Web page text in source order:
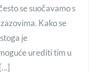
se suočavamo s
Kako se
je
urediti tim u